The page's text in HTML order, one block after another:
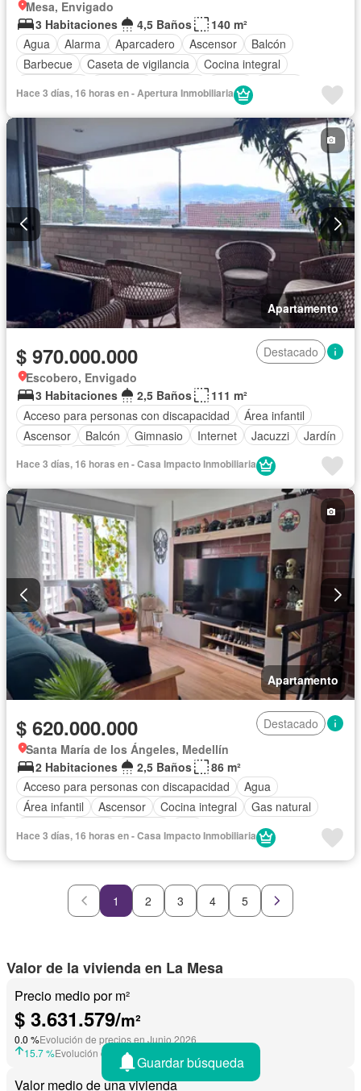
Mesa, Envigado
3 Habitaciones
4,5 Baños
140 m²
Agua
Alarma Aparcadero Ascensor
Balcón
Barbecue
Caseta de vigilancia
Cocina integral
Jardín
Seguridad privada
Terraza
Hace 3 días, 16 horas en - Apertura Inmobiliaria
Apartamento
$ 970.000.000
Destacado
Escobero, Envigado
3 Habitaciones
2,5 Baños
111 m²
Acceso para personas con discapacidad
Área infantil
Ascensor
Balcón Gimnasio Internet Jacuzzi
Jardín
Hace 3 días, 16 horas en - Casa Impacto Inmobiliaria
Apartamento
$ 620.000.000
Destacado
Santa María de los Ángeles, Medellín
2 Habitaciones
2,5 Baños
86 m²
Acceso para personas con discapacidad
Agua
Área infantil
Ascensor Cocina integral
Gas natural
Hace 3 días, 16 horas en - Casa Impacto Inmobiliaria
1 2 3 4 5
Valor de la vivienda en La Mesa
Precio medio por m²
$ 3.631.579/m²
0.0 %Evolución de precios en Junio 2026
15.7 %Evolución de precios en Julio 2025
Valor medio de una vivienda
Guardar búsqueda